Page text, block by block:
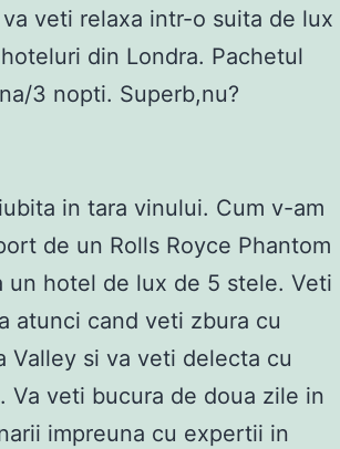
veti relaxa intr-o suita de lux
din Londra. Pachetul
3 nopti. Superb,nu?
in tara vinului. Cum v-am
de un Rolls Royce Phantom
hotel de lux de 5 stele. Veti
atunci cand veti zbura cu
Valley si va veti delecta cu
Va veti bucura de doua zile in
impreuna cu expertii in